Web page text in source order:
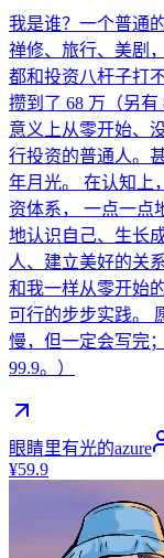
我是谁？一个普通
禅修、旅行、美剧
都和投资八杆子打
攒到了 68 万（另
意义上从零开始、
行投资的普通人。
年月光。 在认知上
资体系， 一点一点
地认识自己、生长
人、建立美好的关
和我一样从零开始
可行的步步实践。
慢，但一定会写完
99.9。）
眼睛里有光的azure
¥59.9